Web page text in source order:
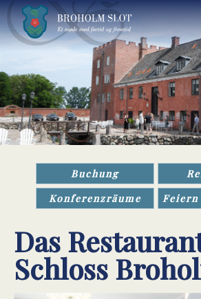
Buchung
Konferenzräume
Das
Schloss